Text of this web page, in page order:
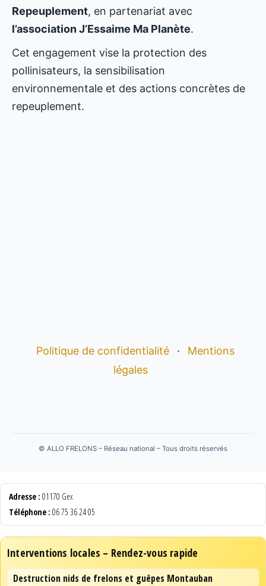
Repeuplement, en partenariat avec
l’association J’Essaime Ma Planète.
Cet engagement vise la protection des
pollinisateurs, la sensibilisation
environnementale et des actions concrètes de
repeuplement.
Politique de confidentialité ·
Mentions
légales
© ALLO FRELONS – Réseau national – Tous droits réservés
Adresse : 01170 Gex
Téléphone : 06 75 36 24 05
Interventions locales – Rendez-vous rapide
Destruction nids de frelons et guêpes Montauban